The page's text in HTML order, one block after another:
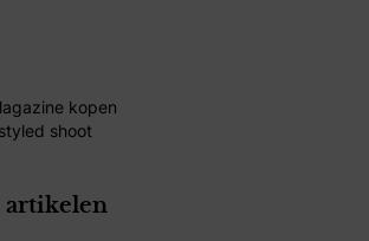
kopen
shoot
artikelen